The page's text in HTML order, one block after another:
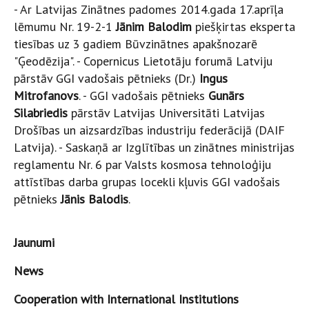
- Ar Latvijas Zinātnes padomes 2014.gada 17.aprīļa
lēmumu Nr. 19-2-1 Jānim Balodim piešķirtas eksperta
tiesības uz 3 gadiem Būvzinātnes apakšnozarē
"Ģeodēzija". - Copernicus Lietotāju forumā Latviju
pārstāv GGI vadošais pētnieks (Dr.) Ingus
Mitrofanovs. - GGI vadošais pētnieks Gunārs
Silabriedis pārstāv Latvijas Universitāti Latvijas
Drošības un aizsardzības industriju federācijā (DAIF
Latvija). - Saskaņā ar Izglītības un zinātnes ministrijas
reglamentu Nr. 6 par Valsts kosmosa tehnoloģiju
attīstības darba grupas locekli kļuvis GGI vadošais
pētnieksJānis Balodis.
Jaunumi
News
Cooperation with International Institutions